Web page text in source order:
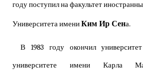
году поступил на факультет
Университета имениКим Ир Сена.
В 1983 году окончил
университете имени Карла